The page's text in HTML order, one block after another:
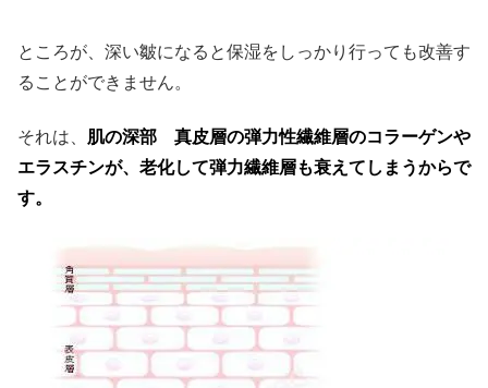
ところが、深い皺になると保湿をしっかり行っても改善す
ることができません。
それは、 肌の深部 真皮層の弾力性繊維層のコラーゲンや
エラスチンが、老化して弾力繊維層も衰えてしまうからで
す。